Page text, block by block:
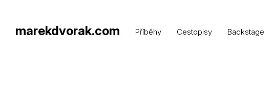
marekdvorak.com Příběhy Cestopisy Backstage